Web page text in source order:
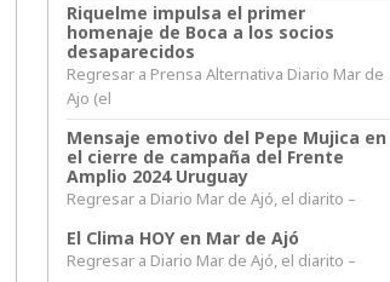
Riquelme impulsa el primer
homenaje de Boca a los socios
desaparecidos
Regresar a Prensa Alternativa Diario Mar de
Ajo (el
Mensaje emotivo del Pepe Mujica en
el cierre de campaña del Frente
Amplio 2024 Uruguay
Regresar a Diario Mar de Ajó, el diarito –
El Clima HOY en Mar de Ajó
Regresar a Diario Mar de Ajó, el diarito –